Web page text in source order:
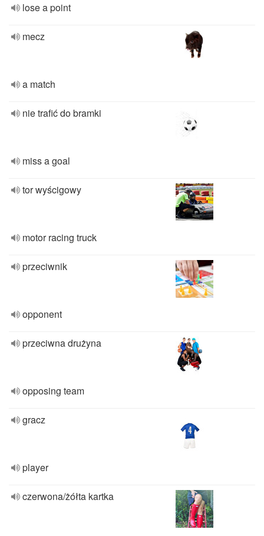
lose a point
mecz
a match
nie trafić do bramki
miss a goal
tor wyścigowy
motor racing truck
przeciwnik
opponent
przeciwna drużyna
opposing team
gracz
player
czerwona/żółta kartka